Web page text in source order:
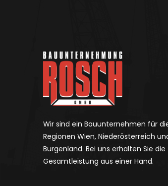
Wir sind ein Bauunternehmen für
Regionen Wien, Niederösterreich
Burgenland. Bei uns erhalten Sie die
Gesamtleistung aus einer Hand.